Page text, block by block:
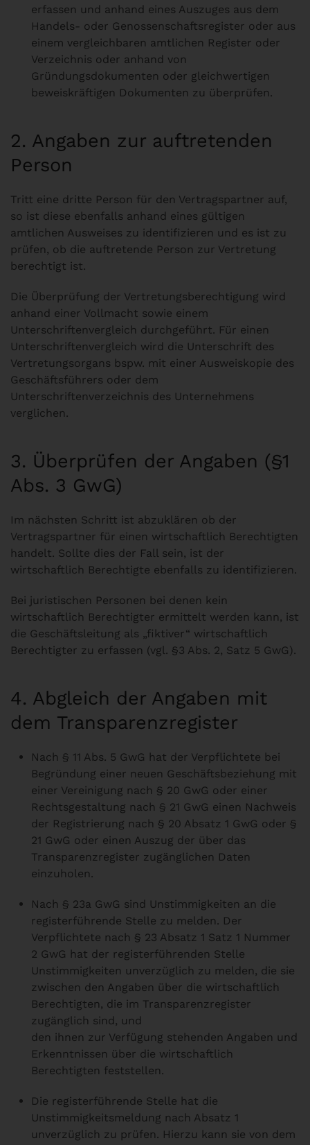
erfassen und anhand eines Auszuges aus dem
Handels- oder Genossenschaftsregister oder aus
einem vergleichbaren amtlichen Register oder
Verzeichnis oder anhand von
Gründungsdokumenten oder gleichwertigen
beweiskräftigen Dokumenten zu überprüfen.
2. Angaben zur auftretenden
Person
Tritt eine dritte Person für den Vertragspartner auf,
so ist diese ebenfalls anhand eines gültigen
amtlichen Ausweises zu identifizieren und es ist zu
prüfen, ob die auftretende Person zur Vertretung
berechtigt ist.
Die Überprüfung der Vertretungsberechtigung wird
anhand einer Vollmacht sowie einem
Unterschriftenvergleich durchgeführt. Für einen
Unterschriftenvergleich wird die Unterschrift des
Vertretungsorgans bspw. mit einer Ausweiskopie des
Geschäftsführers oder dem
Unterschriftenverzeichnis des Unternehmens
verglichen.
3. Überprüfen der Angaben (§1
Abs. 3 GwG)
Im nächsten Schritt ist abzuklären ob der
Vertragspartner für einen wirtschaftlich Berechtigten
handelt. Sollte dies der Fall sein, ist der
wirtschaftlich Berechtigte ebenfalls zu identifizieren.
Bei juristischen Personen bei denen kein
wirtschaftlich Berechtigter ermittelt werden kann, ist
die Geschäftsleitung als „fiktiver“ wirtschaftlich
Berechtigter zu erfassen (vgl. §3 Abs. 2, Satz 5 GwG).
4. Abgleich der Angaben mit
dem Transparenzregister
Nach § 11 Abs. 5 GwG hat der Verpflichtete bei
Begründung einer neuen Geschäftsbeziehung mit
einer Vereinigung nach § 20 GwG oder einer
Rechtsgestaltung nach § 21 GwG einen Nachweis
der Registrierung nach § 20 Absatz 1 GwG oder §
21 GwG oder einen Auszug der über das
Transparenzregister zugänglichen Daten
einzuholen.
Nach § 23a GwG sind Unstimmigkeiten an die
registerführende Stelle zu melden. Der
Verpflichtete nach § 23 Absatz 1 Satz 1 Nummer
2 GwG hat der registerführenden Stelle
Unstimmigkeiten unverzüglich zu melden, die sie
zwischen den Angaben über die wirtschaftlich
Berechtigten, die im Transparenzregister
zugänglich sind, und
den ihnen zur Verfügung stehenden Angaben und
Erkenntnissen über die wirtschaftlich
Berechtigten feststellen.
Die registerführende Stelle hat die
Unstimmigkeitsmeldung nach Absatz 1
unverzüglich zu prüfen. Hierzu kann sie von dem